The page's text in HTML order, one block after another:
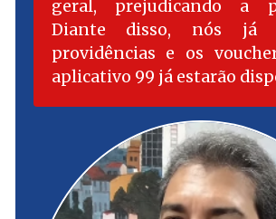
geral, prejudicando a
Diante disso, nós já
providências e os
aplicativo 99 já estarão